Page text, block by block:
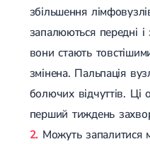
збільшення
запалюються передні
вони стають
змінена. Пальпація
болючих відчуттів. Ці
перший тиждень
Можуть запалитися